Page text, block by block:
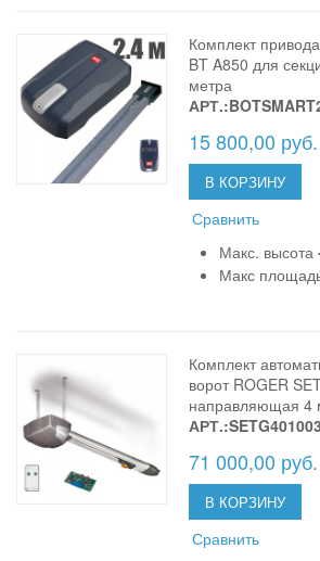
Комплект
BT A850 для
метра
15 800,00 руб.
В КОРЗИНУ
Сравнить
Макс. высота
Макс
Комплект
ворот ROGER
направляющая 4
АРТ.:SETG401003
71 000,00 руб.
В КОРЗИНУ
Сравнить